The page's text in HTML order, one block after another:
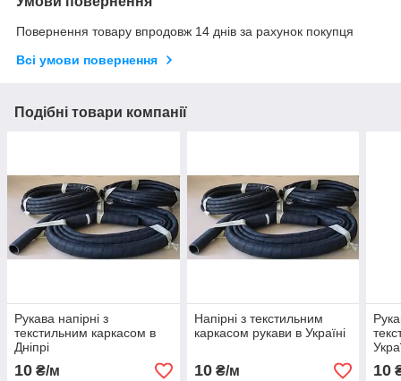
Повернення товару впродовж 14 днів за рахунок покупця
Всі умови повернення
Подібні товари компанії
Рукава напірні з
текстильним каркасом в
Дніпрі
10 ₴/м
Напірні з текстильним
каркасом рукави в Україні
10₴/м 10